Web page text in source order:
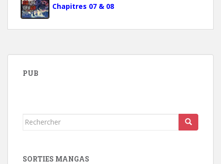
Chapitres 07 & 08
PUB
Rechercher...
SORTIES MANGAS